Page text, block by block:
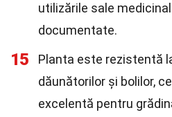
utilizările sale
documentate.
15
Planta este rezistentă
dăunătorilor și bolilor,
excelentă pentru